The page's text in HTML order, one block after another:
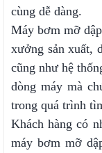
cùng dễ dàng.
Máy bơm mỡ
xưởng sản xuất,
cũng như hệ
dòng máy mà
trong quá trình
Khách hàng có
máy bơm mỡ